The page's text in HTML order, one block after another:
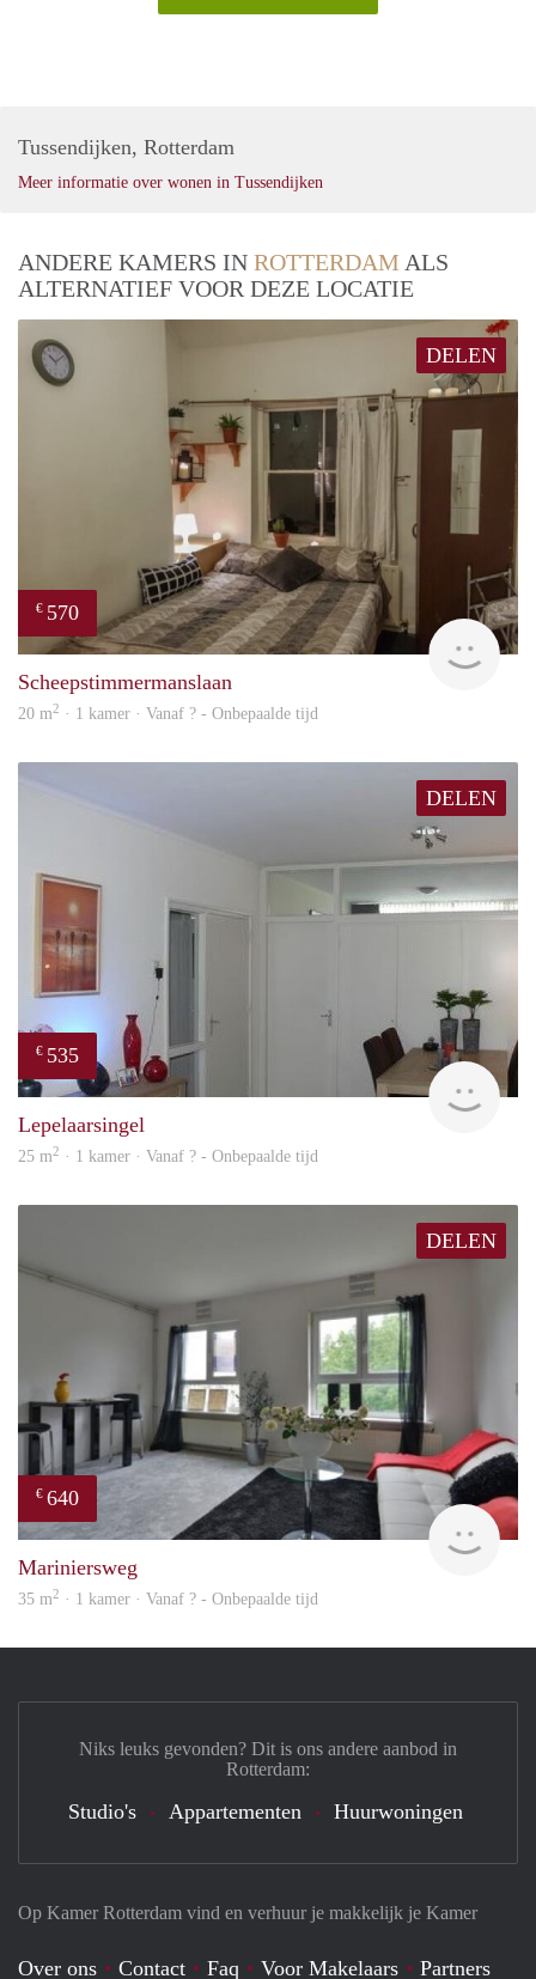
Tussendijken, Rotterdam
Meer informatie over wonen in Tussendijken
ANDERE KAMERS IN ROTTERDAM ALS
ALTERNATIEF VOOR DEZE LOCATIE
DELEN
€ 570
Scheepstimmermanslaan
20 m2 · 1 kamer · Vanaf ? - Onbepaalde tijd
DELEN
€ 535
Lepelaarsingel
25 m2 · 1 kamer · Vanaf ? - Onbepaalde tijd
DELEN
€ 640
Mariniersweg
35 m2 · 1 kamer · Vanaf ? - Onbepaalde tijd
Op Kamer Rotterdam vind en verhuur je makkelijk je Kamer
Over ons Contact Faq Voor Makelaars Partners
Niks leuks gevonden? Dit is ons andere aanbod in
Rotterdam:
Studio's Appartementen Huurwoningen